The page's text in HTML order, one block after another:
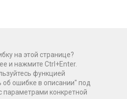
на этой странице?
и нажмите Ctrl+Enter.
функцией
ошибке в описании" под
параметрами конкретной